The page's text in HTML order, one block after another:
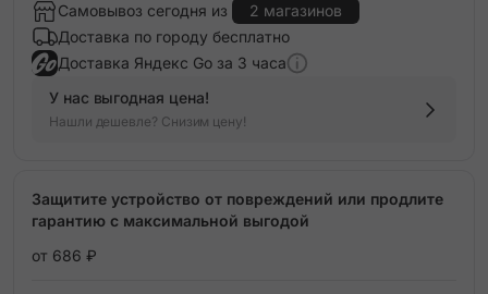
Самовывоз сегодня из
2 магазинов
Доставка по городу бесплатно
Доставка Яндекс Go за 3 часа
У нас выгодная цена!
Нашли дешевле? Снизим цену!
Защитите устройство от повреждений или продлите
гарантию с максимальной выгодой
от 686 ₽